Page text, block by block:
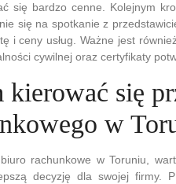
się bardzo cenne. Kolejnym
się na spotkanie z
i ceny usług. Ważne jest
cywilnej oraz certyfikaty
kierować się
w
rachunkowe w Toruniu,
decyzję dla swojej firmy.